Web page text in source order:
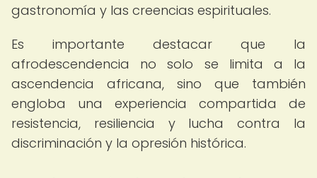
gastronomía y las creencias espirituales.
Es importante destacar que la
afrodescendencia no solo se limita a la
ascendencia africana, sino que también
engloba una experiencia compartida de
resistencia, resiliencia y lucha contra la
discriminación y la opresión histórica.